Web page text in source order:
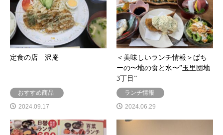
定食の店 沢庵
おすすめ商品
2024.09.17
＜美味しいランチ情報＞ぱち
ーの〜地の食と水〜”玉里団地
3丁目”
ランチ情報
2024.06.29